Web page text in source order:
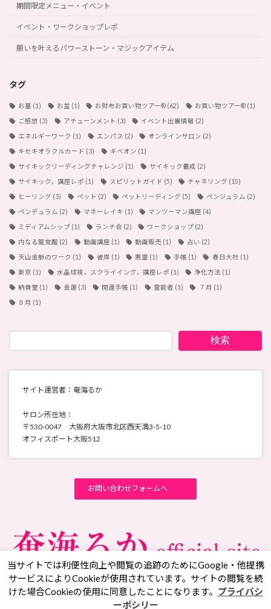
期間限定メニュー・イベント
イベント・ワークショップレポ
願いを叶えるパワーストーン・マジックアイテム
タグ
お墓 (1) お盆 (1) お財布お買い物ツアー®︎ (62) お買い物ツアー®︎(1)
ご感想 (3) アチューンメント (3) イベント出展情報 (2)
エネルギーワーク (1) エンパス (2) オンラインサロン (2)
キセキオラクルカード (3) ギベオン (1)
サイキックリーディングチャレンジ (1) サイキック養成 (2)
サイキック，講座レポ (1) スピリットガイド (5) チャネリング (10)
ヒーリング (3) ペット (2) ペットリーディング (5) ペンジュラム (2)
ペンデュラム (2) マネーレイキ (1) マンツーマン講座 (4)
ミディアムシップ (1) ランチ会 (2) ワークショップ (2)
内なる龍覚醒 (2) 動画講座 (1) 動画販売 (1) 占い (2)
天山金脈のワーク (1) 彼岸 (1) 悪霊 (1) 手帳 (1) 春日大社 (1)
東京 (1) 水晶球視，スクライイング，講座レポ (1) 浄化方法 (1)
納骨堂 (1) 金運 (3) 開運手帳 (1) 霊能者 (1) ７月 (1)
８月 (1)
検索
サイト運営者：奄海るか
サロン所在地：
〒530-0047 大阪府大阪市北区西天満3-5-10
オフィスポート大阪512
お問い合わせフォームへ
Facebook
X YouTube
Instagram
当サイトでは利便性向上や閲覧の追跡のためにGoogle・他提携
サービスによりCookieが使用されています。サイトの閲覧を続
けた場合Cookieの使用に同意したことになります。 プライバシ
ーポシリー